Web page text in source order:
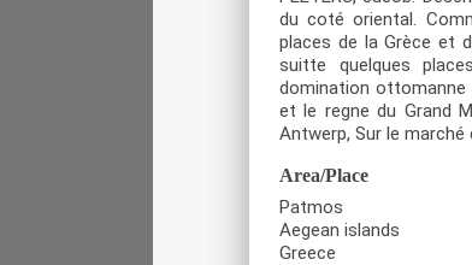
du coté oriental.
places de la Grèce et
suitte quelques
domination ottomanne
et le regne du Grand
Antwerp, Sur le marché
Area/Place
Patmos
Aegean islands
Greece